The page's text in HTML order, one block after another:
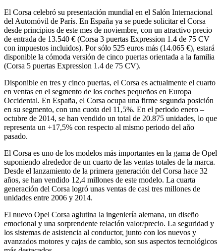
El Corsa celebró su presentación mundial en el Salón Internacional
del Automóvil de París. En España ya se puede solicitar el Corsa
desde principios de este mes de noviembre, con un atractivo precio
de entrada de 13.540 € (Corsa 3 puertas Expression 1.4 de 75 CV
con impuestos incluidos). Por sólo 525 euros más (14.065 €), estará
disponible la cómoda versión de cinco puertas orientada a la familia
(Corsa 5 puertas Expression 1.4 de 75 CV).
Disponible en tres y cinco puertas, el Corsa es actualmente el cuarto
en ventas en el segmento de los coches pequeños en Europa
Occidental. En España, el Corsa ocupa una firme segunda posición
en su segmento, con una cuota del 11,5%. En el periodo enero –
octubre de 2014, se han vendido un total de 20.875 unidades, lo que
representa un +17,5% con respecto al mismo periodo del año
pasado.
El Corsa es uno de los modelos más importantes en la gama de Opel
suponiendo alrededor de un cuarto de las ventas totales de la marca.
Desde el lanzamiento de la primera generación del Corsa hace 32
años, se han vendido 12,4 millones de este modelo. La cuarta
generación del Corsa logró unas ventas de casi tres millones de
unidades entre 2006 y 2014.
El nuevo Opel Corsa aglutina la ingeniería alemana, un diseño
emocional y una sorprendente relación valor/precio. La seguridad y
los sistemas de asistencia al conductor, junto con los nuevos y
avanzados motores y cajas de cambio, son sus aspectos tecnológicos